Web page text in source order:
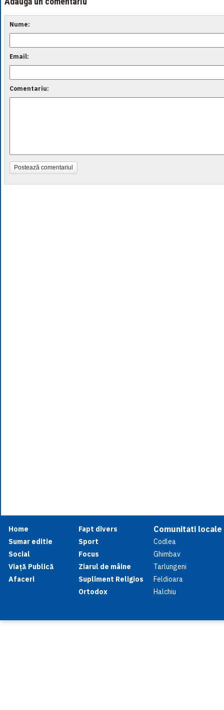
Nume:
Email:
Comentariu:
Postează comentariul
Home
Sumar editie
Social
Viață Publică
Afaceri
Fapt divers
Sport
Focus
Ziarul de mâine
Supliment Religios
Ortodox
Comunitati locale
Codlea
Ghimbav
Tarlungeni
Feldioara
Halchiu